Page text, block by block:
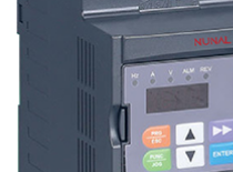
模块化UPS不间断电源
机架式UPS不间断电源
质追求、卓尔不凡的匠心坚守
丢失，首要就是要确保不能停
越离不开电力的使用，供电是